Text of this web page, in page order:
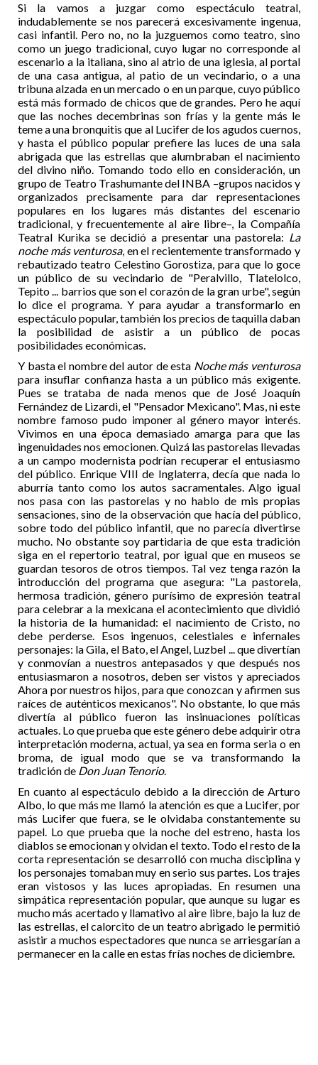
Si la vamos a juzgar como espectáculo teatral,
indudablemente se nos parecerá excesivamente ingenua,
casi infantil. Pero no, no la juzguemos como teatro, sino
como un juego tradicional, cuyo lugar no corresponde al
escenario a la italiana, sino al atrio de una iglesia, al portal
de una casa antigua, al patio de un vecindario, o a una
tribuna alzada en un mercado o en un parque, cuyo público
está más formado de chicos que de grandes. Pero he aquí
que las noches decembrinas son frías y la gente más le
teme a una bronquitis que al Lucifer de los agudos cuernos,
y hasta el público popular prefiere las luces de una sala
abrigada que las estrellas que alumbraban el nacimiento
del divino niño. Tomando todo ello en consideración, un
grupo de Teatro Trashumante del INBA –grupos nacidos y
organizados precisamente para dar representaciones
populares en los lugares más distantes del escenario
tradicional, y frecuentemente al aire libre–, la Compañía
Teatral Kurika se decidió a presentar una pastorela: La
noche más venturosa, en el recientemente transformado y
rebautizado teatro Celestino Gorostiza, para que lo goce
un público de su vecindario de "Peralvillo, Tlatelolco,
Tepito ... barrios que son el corazón de la gran urbe", según
lo dice el programa. Y para ayudar a transformarlo en
espectáculo popular, también los precios de taquilla daban
la posibilidad de asistir a un público de pocas
posibilidades económicas.
Y basta el nombre del autor de esta Noche más venturosa
para insuflar confianza hasta a un público más exigente.
Pues se trataba de nada menos que de José Joaquín
Fernández de Lizardi, el "Pensador Mexicano". Mas, ni este
nombre famoso pudo imponer al género mayor interés.
Vivimos en una época demasiado amarga para que las
ingenuidades nos emocionen. Quizá las pastorelas llevadas
a un campo modernista podrían recuperar el entusiasmo
del público. Enrique VIII de Inglaterra, decía que nada lo
aburría tanto como los autos sacramentales. Algo igual
nos pasa con las pastorelas y no hablo de mis propias
sensaciones, sino de la observación que hacía del público,
sobre todo del público infantil, que no parecía divertirse
mucho. No obstante soy partidaria de que esta tradición
siga en el repertorio teatral, por igual que en museos se
guardan tesoros de otros tiempos. Tal vez tenga razón la
introducción del programa que asegura: "La pastorela,
hermosa tradición, género purísimo de expresión teatral
para celebrar a la mexicana el acontecimiento que dividió
la historia de la humanidad: el nacimiento de Cristo, no
debe perderse. Esos ingenuos, celestiales e infernales
personajes: la Gila, el Bato, el Angel, Luzbel ... que divertían
y conmovían a nuestros antepasados y que después nos
entusiasmaron a nosotros, deben ser vistos y apreciados
Ahora por nuestros hijos, para que conozcan y afirmen sus
raíces de auténticos mexicanos". No obstante, lo que más
divertía al público fueron las insinuaciones políticas
actuales. Lo que prueba que este género debe adquirir otra
interpretación moderna, actual, ya sea en forma seria o en
broma, de igual modo que se va transformando la
tradición de Don Juan Tenorio.
En cuanto al espectáculo debido a la dirección de Arturo
Albo, lo que más me llamó la atención es que a Lucifer, por
más Lucifer que fuera, se le olvidaba constantemente su
papel. Lo que prueba que la noche del estreno, hasta los
diablos se emocionan y olvidan el texto. Todo el resto de la
corta representación se desarrolló con mucha disciplina y
los personajes tomaban muy en serio sus partes. Los trajes
eran vistosos y las luces apropiadas. En resumen una
simpática representación popular, que aunque su lugar es
mucho más acertado y llamativo al aire libre, bajo la luz de
las estrellas, el calorcito de un teatro abrigado le permitió
asistir a muchos espectadores que nunca se arriesgarían a
permanecer en la calle en estas frías noches de diciembre.